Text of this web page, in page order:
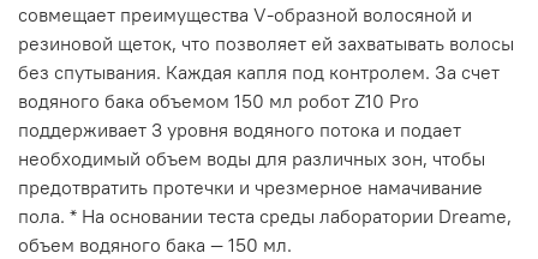
совмещает преимущества V-образной волосяной и
резиновой щеток, что позволяет ей захватывать волосы
без спутывания. Каждая капля под контролем. За счет
водяного бака объемом 150 мл робот Z10 Pro
поддерживает 3 уровня водяного потока и подает
необходимый объем воды для различных зон, чтобы
предотвратить протечки и чрезмерное намачивание
пола. * На основании теста среды лаборатории Dreame,
объем водяного бака — 150 мл.